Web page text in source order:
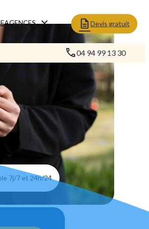
AGENCES Devis gratuit
04 94 99 13 30
7j/7 et 24h/24